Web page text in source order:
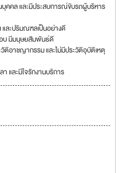
คคล และมีประสบการณ์ขับรถผู้บริหาร
และปริมณฑลเป็นอย่างดี
บ มีมนุษยสัมพันธ์ดี
ติอาชญากรรม และไม่มีประวัติอุบัติเหตุ
และมีใจรักงานบริการ